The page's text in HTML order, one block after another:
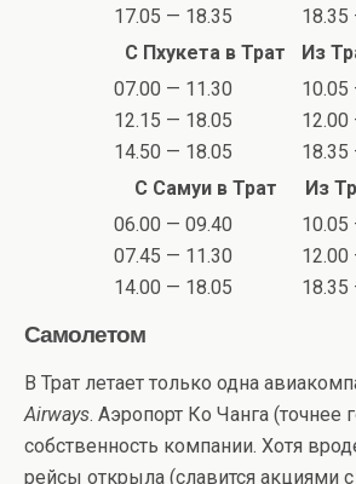
17.05 — 18.35
18.35
С Пхукета в Трат
Из
07.00 — 11.30
12.15 — 18.05
14.50 — 18.05
10.05
12.00
18.35
С Самуи в Трат
Из
06.00 — 09.40
07.45 — 11.30
14.00 — 18.05
10.05
12.00
18.35
Самолетом
В Трат летает только одна
Airways. Аэропорт Ко Чанга (точнее
собственность компании. Хотя
рейсы открыла (славится акциями